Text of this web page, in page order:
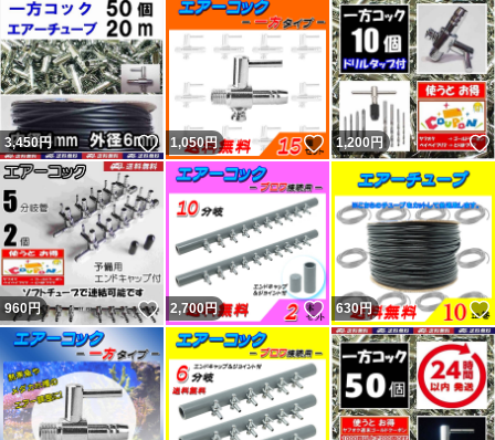
3,450円 いいね！
1,050円 いいね！
1,200 円
960円 いいね！
2,700円 いいね！
630円